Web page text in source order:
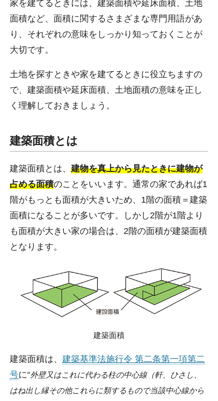
家を建てるときには、建築面積や延床面積、土地
面積など、面積に関するさまざまな専門用語があ
り、それぞれの意味をしっかり知っておくことが
大切です。
土地を探すときや家を建てるときに役立ちますの
で、建築面積や延床面積、土地面積の意味を正し
く理解しておきましょう。
建築面積とは
建築面積とは、 建物を真上から見たときに建物が
占める面積のことをいいます。通常の家であれば1
階がもっとも面積が大きいため、1階の面積＝建築
面積になることが多いです。しかし2階が1階より
も面積が大きい家の場合は、2階の面積が建築面積
となります。
建築面積
建築面積は、 建築基準法施行令 第二条第一項第二
号に 外壁又はこれに代わる柱の中心線（軒、ひさし、
はね出し縁その他これらに類するもので当該中心線から